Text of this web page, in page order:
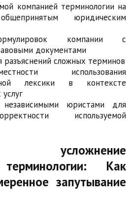
компанией терминологии на
юридическим
компании с
документами
разъяснений сложных терминов
использования
лексики в контексте
независимыми юристами для
используемой
усложнение
Как
запутывание